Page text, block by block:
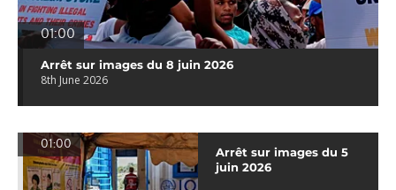
01:00
Arrêt sur images du 8 juin 2026
8th June 2026
01:00
Arrêt sur images du 5
juin 2026